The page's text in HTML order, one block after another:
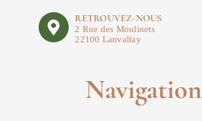
RETROUVEZ-NOUS
2 Rue des Moulinets
22100 Lanvallay
Navigation